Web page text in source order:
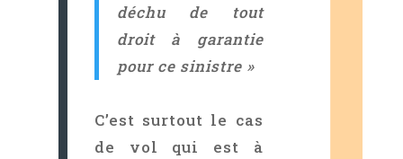
déchu de tout
droit à garantie
pour ce sinistre »
C’est surtout le cas
de vol qui est à